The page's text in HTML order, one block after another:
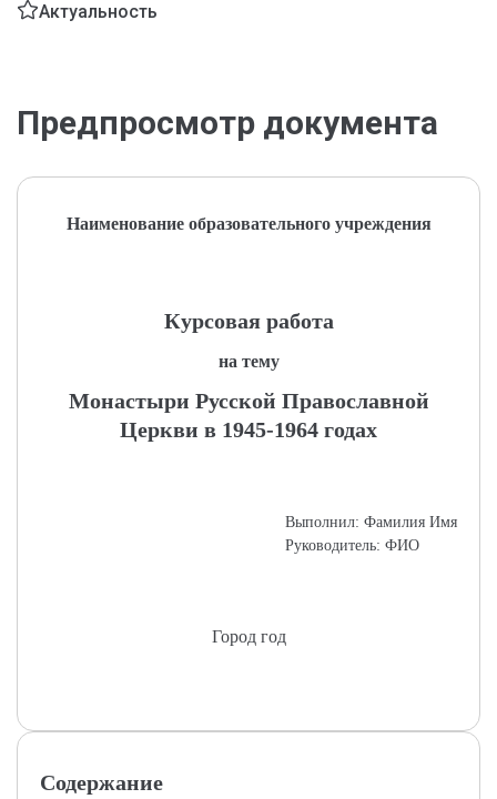
Актуальность
Предпросмотр документа
Наименование образовательного учреждения
Курсовая работа
на тему
Монастыри Русской Православной
Церкви в 1945-1964 годах
Выполнил: Фамилия Имя
Руководитель: ФИО
Город год
Содержание